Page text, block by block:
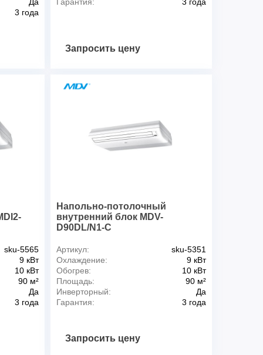
(внутренний / наружный), мм
25,0 / 32,0
Да
3 года
Гарантия:
3 года
Запросить цену
sku-5565
9 кВт
10 кВт
90 м²
Да
3 года
Напольно-потолочный
внутренний блок MDV-
D90DL/N1-C
Артикул:
sku-5351
Охлаждение:
9 кВт
Обогрев:
10 кВт
Площадь:
90 м²
Инверторный:
Да
Гарантия:
3 года
Запросить цену